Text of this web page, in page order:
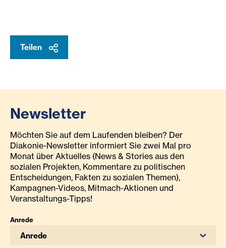
Teilen
Newsletter
Möchten Sie auf dem Laufenden bleiben? Der
Diakonie-Newsletter informiert Sie zwei Mal pro
Monat über Aktuelles (News & Stories aus den
sozialen Projekten, Kommentare zu politischen
Entscheidungen, Fakten zu sozialen Themen),
Kampagnen-Videos, Mitmach-Aktionen und
Veranstaltungs-Tipps!
Anrede
Anrede